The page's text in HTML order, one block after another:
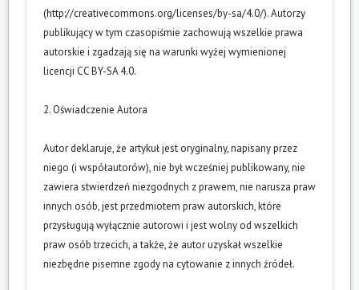
(http://creativecommons.org/licenses/by-sa/4.0/). Autorzy
publikujący w tym czasopiśmie zachowują wszelkie prawa
autorskie i zgadzają się na warunki wyżej wymienionej
licencji CC BY-SA 4.0.
2. Oświadczenie Autora
Autor deklaruje, że artykuł jest oryginalny, napisany przez
niego (i współautorów), nie był wcześniej publikowany, nie
zawiera stwierdzeń niezgodnych z prawem, nie narusza praw
innych osób, jest przedmiotem praw autorskich, które
przysługują wyłącznie autorowi i jest wolny od wszelkich
praw osób trzecich, a także, że autor uzyskał wszelkie
niezbędne pisemne zgody na cytowanie z innych źródeł.